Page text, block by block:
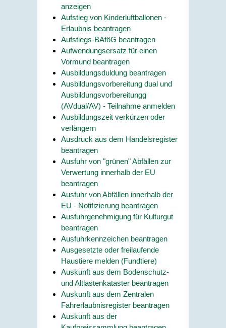
anzeigen
Aufstieg von Kinderluftballonen -
Erlaubnis beantragen
Aufstiegs-BAföG beantragen
Aufwendungsersatz für einen
Vormund beantragen
Ausbildungsduldung beantragen
Ausbildungsvorbereitung dual und
Ausbildungsvorbereitungg
(AVdual/AV) - Teilnahme anmelden
Ausbildungszeit verkürzen oder
verlängern
Ausdruck aus dem Handelsregister
beantragen
Ausfuhr von "grünen" Abfällen zur
Verwertung innerhalb der EU
beantragen
Ausfuhr von Abfällen innerhalb der
EU - Notifizierung beantragen
Ausfuhrgenehmigung für Kulturgut
beantragen
Ausfuhrkennzeichen beantragen
Ausgesetzte oder freilaufende
Haustiere melden (Fundtiere)
Auskunft aus dem Bodenschutz-
und Altlastenkataster beantragen
Auskunft aus dem Zentralen
Fahrerlaubnisregister beantragen
Auskunft aus der